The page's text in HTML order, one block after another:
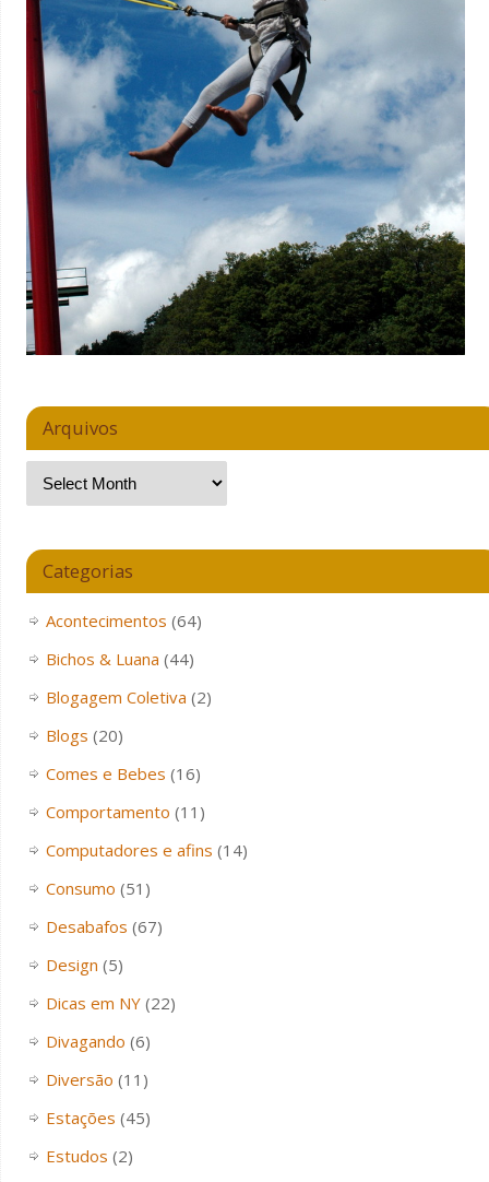
Arquivos
Categorias
Acontecimentos (64)
Bichos & Luana (44)
Blogagem Coletiva (2)
Blogs (20)
Comes e Bebes (16)
Comportamento (11)
Computadores e afins (14)
Consumo (51)
Desabafos (67)
Design (5)
Dicas em NY(22)
Divagando (6)
Diversão (11)
Estações (45)
Estudos (2)